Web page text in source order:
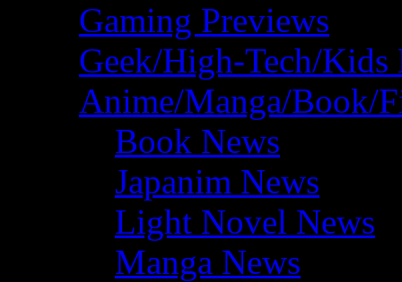
Gaming Previews
Geek/High-Tech/Kids
Anime/Manga/Book/
Book News
Japanim News
Light Novel News
Manga News